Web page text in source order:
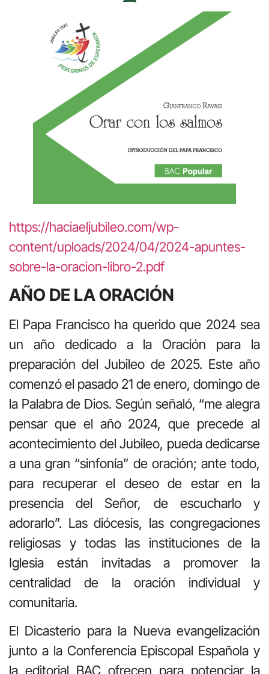
https://haciaeljubileo.com/wp-
content/uploads/2024/04/2024-apuntes-
sobre-la-oracion-libro-2.pdf
AÑO DE LA ORACIÓN
El Papa Francisco ha querido que 2024 sea
un año dedicado a la Oración para la
preparación del Jubileo de 2025. Este año
comenzó el pasado 21 de enero, domingo de
la Palabra de Dios. Según señaló, “me alegra
pensar que el año 2024, que precede al
acontecimiento del Jubileo, pueda dedicarse
a una gran “sinfonía” de oración; ante todo,
para recuperar el deseo de estar en la
presencia del Señor, de escucharlo y
adorarlo”. Las diócesis, las congregaciones
religiosas y todas las instituciones de la
Iglesia están invitadas a promover la
centralidad de la oración individual y
comunitaria.
El Dicasterio para la Nueva evangelización
junto a la Conferencia Episcopal Española y
la editorial BAC ofrecen para potenciar la